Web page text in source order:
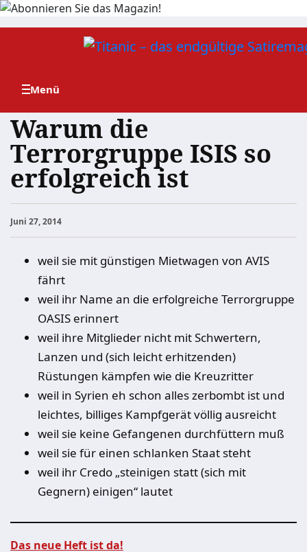
Zum
Warum die
Terrorgruppe ISIS so
erfolgreich ist
Juni 27, 2014
weil sie mit günstigen Mietwagen von AVIS
fährt
weil ihr Name an die erfolgreiche Terrorgruppe
OASIS erinnert
weil ihre Mitglieder nicht mit Schwertern,
Lanzen und (sich leicht erhitzenden)
Rüstungen kämpfen wie die Kreuzritter
weil in Syrien eh schon alles zerbombt ist und
leichtes, billiges Kampfgerät völlig ausreicht
weil sie keine Gefangenen durchfüttern muß
weil sie für einen schlanken Staat steht
weil ihr Credo „steinigen statt (sich mit
Gegnern) einigen“ lautet
Das neue Heft ist da!